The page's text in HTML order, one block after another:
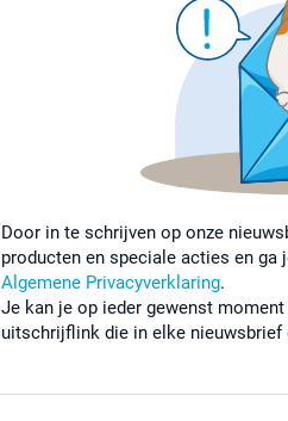
Door in te schrijven op onze
producten en speciale acties en ga
Algemene Privacyverklaring.
Je kan je op ieder gewenst
uitschrijflink die in elke nieuwsbrief